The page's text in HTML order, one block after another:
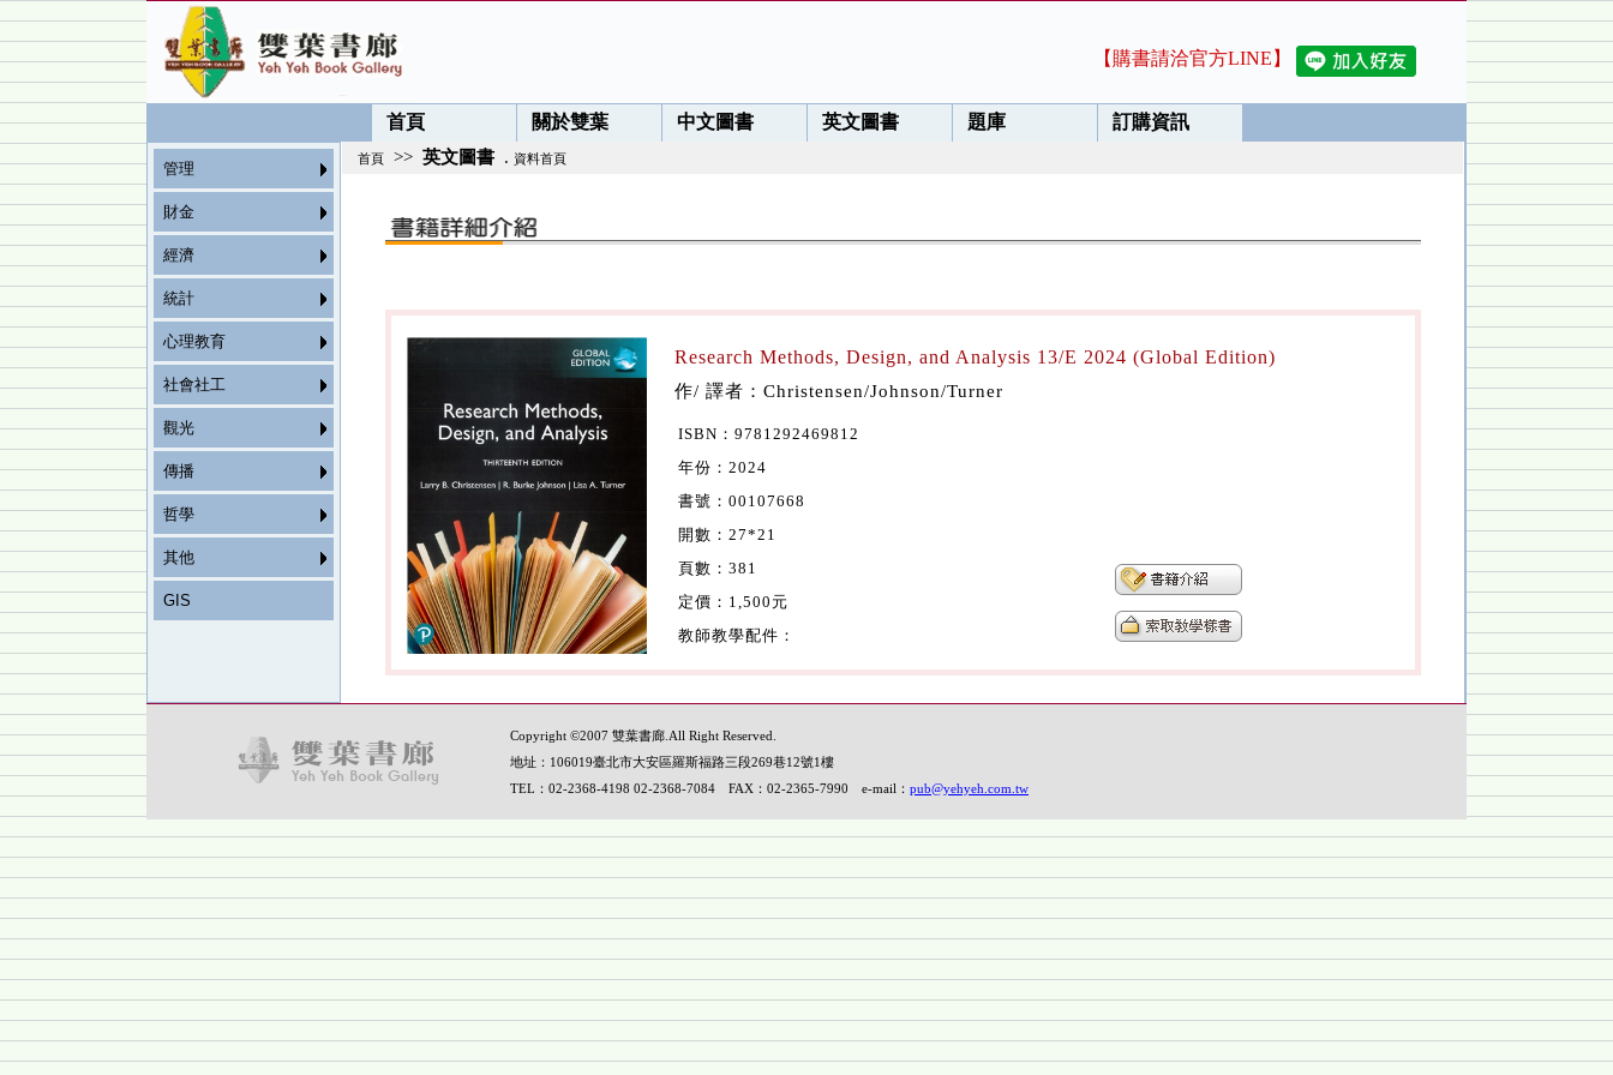
【購書請洽官方LINE】
首頁 關於雙葉 中文圖書 英文圖書 題庫 訂購資訊
管理
財金
經濟
統計
心理教育
社會社工
觀光
傳播
哲學
其他
GIS
首頁 >> 英文圖書 . 資料首頁
Research Methods, Design, and Analysis 13/E 2024 (Global Edition)
作/ 譯者：Christensen/Johnson/Turner
ISBN：9781292469812
年份：2024
書號：00107668
開數：27*21
頁數：381
定價：1,500元
教師教學配件：
Copyright ©2007 雙葉書廊.All Right Reserved.
地址：106019臺北市大安區羅斯福路三段269巷12號1樓
TEL：02-2368-4198 02-2368-7084 FAX：02-2365-7990 e-mail： pub@yehyeh.com.tw